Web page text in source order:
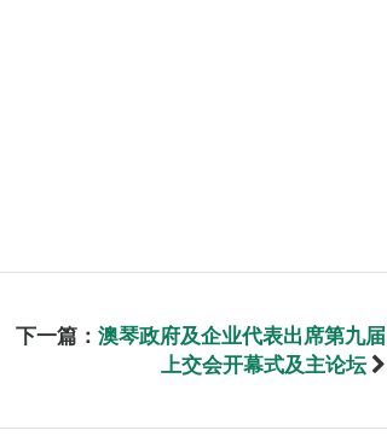
下一篇： 澳琴政府及企业代表出席第九届
上交会开幕式及主论坛